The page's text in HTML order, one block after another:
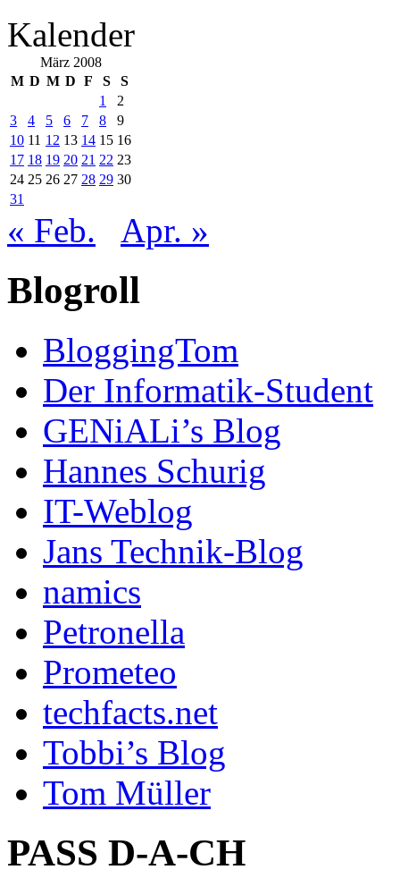
Kalender
März 2008
M D M D F S
S
1
2
3
4 5 6 7 8
9
10 11 12 13 14 15 16
17 18 19 20 21 22 23
24 25 26 27 28 29 30
31
« Feb. Apr. »
Blogroll
BloggingTom
Der Informatik-Student
GENiALi’s Blog
Hannes Schurig
IT-Weblog
Jans Technik-Blog
namics
Petronella
Prometeo
techfacts.net
Tobbi’s Blog
Tom Müller
PASS D-A-CH